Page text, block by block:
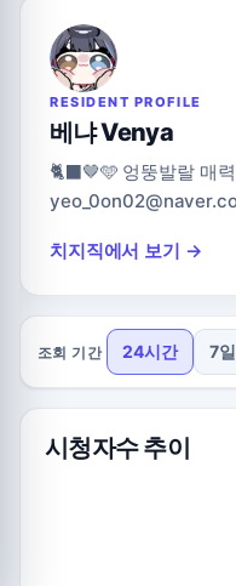
RESIDENT PROFILE
베냐 Venya
🐈‍⬛🤎🩵 엉뚱발랄 매
치지직에서 보기 →
조회 기간 24시간 7일
시청자수 추이